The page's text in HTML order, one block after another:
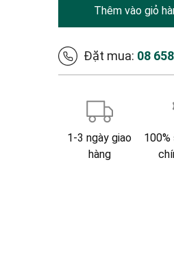
Thêm vào giỏ
Đặt mua: 08
1-3 ngày giao
hàng
100%